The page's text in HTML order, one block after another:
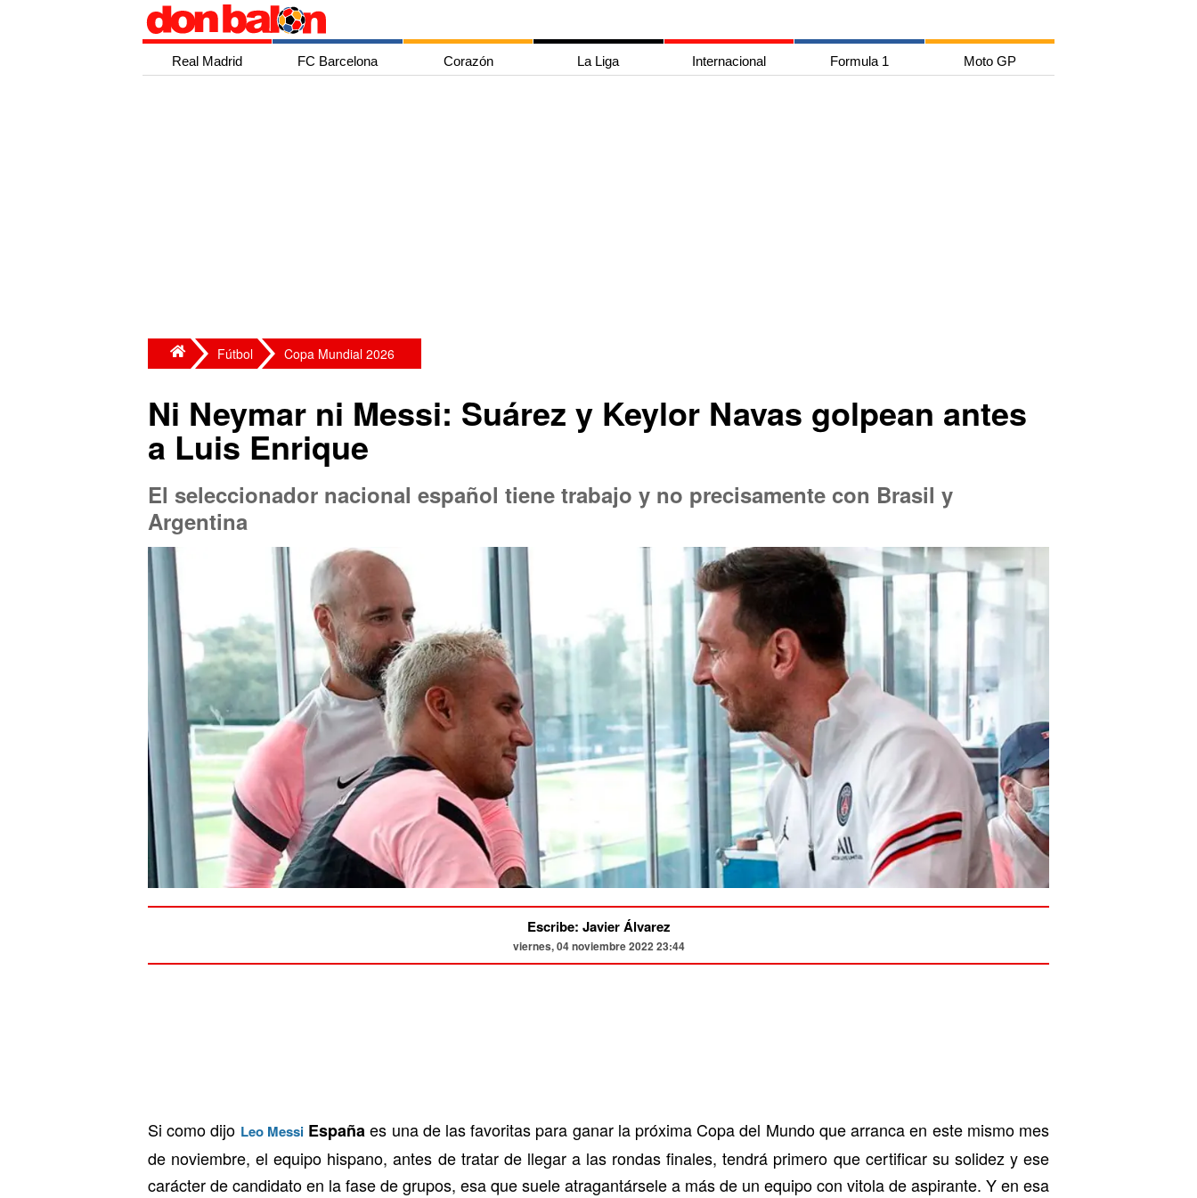
Real Madrid FC Barcelona Corazón La Liga Internacional Formula 1 Moto GP
Fútbol Copa Mundial 2026
Ni Neymar ni Messi: Suárez y Keylor Navas golpean antes
a Luis Enrique
El seleccionador nacional español tiene trabajo y no precisamente con Brasil y
Argentina
Escribe: Javier Álvarez
viernes, 04 noviembre 2022 23:44
Si como dijo Leo Messi Españaes una de las favoritas para ganar la próxima Copa del Mundo que arranca en este mismo mes
de noviembre, el equipo hispano, antes de tratar de llegar a las rondas finales, tendrá primero que certificar su solidez y ese
carácter de candidato en la fase de grupos, esa que suele atragantársele a más de un equipo con vitola de aspirante. Y en esa